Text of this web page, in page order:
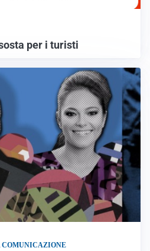
per i turisti
COMUNICAZIONE